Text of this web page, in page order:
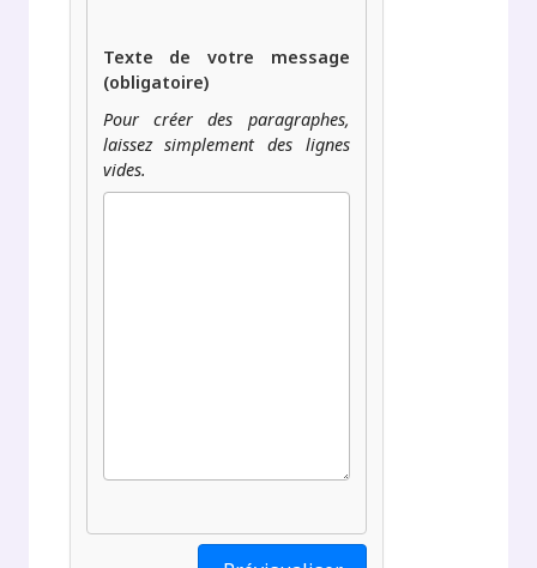
Texte de votre message
(obligatoire)
Pour créer des paragraphes,
laissez simplement des lignes
vides.